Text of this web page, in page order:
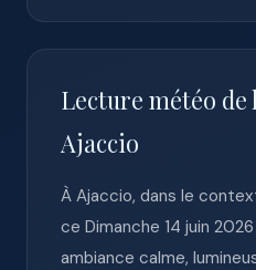
Lecture météo de
Ajaccio
À Ajaccio, dans le
ce Dimanche 14 juin
ambiance calme,